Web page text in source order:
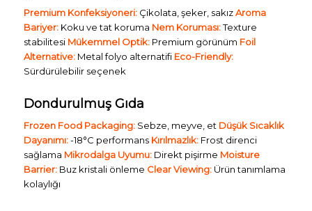
Premium Konfeksiyoneri:Çikolata, şeker, sakızAroma
Bariyer:Koku ve tat koruma Nem Koruması:Texture
stabilitesi Mükemmel Optik:Premium görünüm Foil
Alternative:Metal folyo alternatifi Eco-Friendly:
Sürdürülebilir seçenek
Dondurulmuş Gıda
Frozen Food Packaging:Sebze, meyve, et Düşük Sıcaklık
Dayanımı:-18°C performans Kırılmazlık:Frost direnci
sağlama Mikrodalga Uyumu:Direkt pişirme Moisture
Barrier:Buz kristali önleme Clear Viewing:Ürün tanımlama
kolaylığı